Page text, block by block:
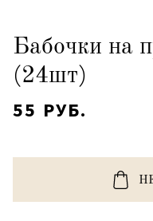
Бабочки на
(24шт)
55 РУБ.